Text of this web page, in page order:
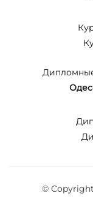
©